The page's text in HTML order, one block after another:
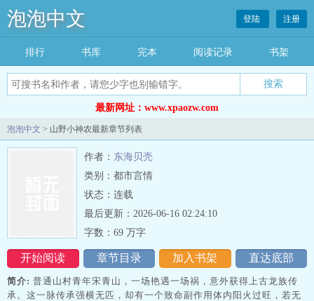
泡泡中文
搜索
登陆 注册
排行 书库 完本 阅读记录 书架
最新网址：www.xpaozw.com
泡泡中文 > 山野小神农最新章节列表
作者： 东海贝壳
类别：都市言情
状态：连载
开始阅读 章节目录 加入书架 直达底部
最后更新：2026-06-16 02:24:10
字数：69 万字
简介: 普通山村青年宋青山，一场艳遇一场祸，意外获得上古龙族传
承。这一脉传承强横无匹，却有一个致命副作用体内阳火过旺，若无